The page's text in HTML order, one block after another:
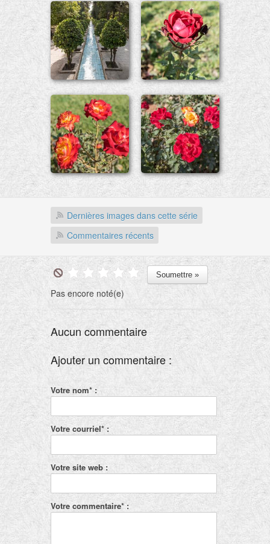
Dernières images dans cette série
Commentaires récents
Pas encore noté(e)
Aucun commentaire
Ajouter un commentaire :
Votre nom* :
Votre courriel* :
Votre site web :
Votre commentaire* :